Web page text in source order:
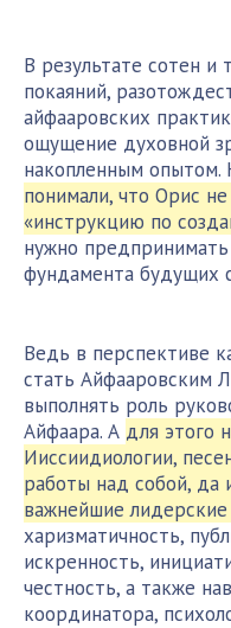
В результате сотен и
покаяний,
айфааровских
ощущение духовной
накопленным опытом.
понимали, что Орис
«инструкцию по
нужно
фундамента будущих
Ведь в перспективе
стать Айфааровским
выполнять роль
Айфаара. А для этого
Ииссиидиологии,
работы над собой, да
важнейшие лидерские
харизматичность,
искренность,
честность, а также
координатора,